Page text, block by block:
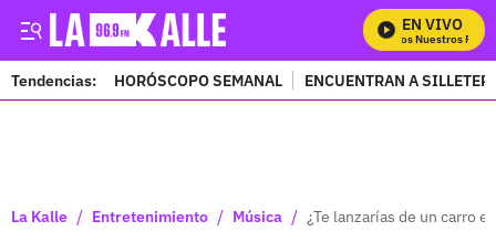
EN VIVO
Mira Todos Nuestros
Tendencias: HORÓSCOPO SEMANAL ENCUENTRAN A
La Kalle / Entretenimiento / Música / ¿Te lanzarías de un carro